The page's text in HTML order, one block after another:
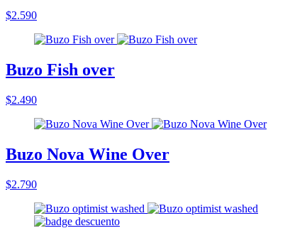
$2.590
Buzo Fish over
$2.490
Buzo Nova Wine Over
$2.790